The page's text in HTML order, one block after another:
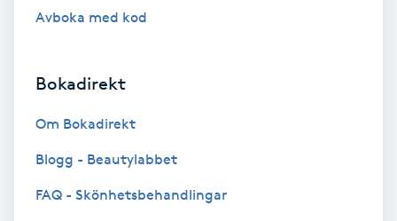
Kroppspeeling
Käkledsbehandling
Kärlbehandling
Laserbehandling
Avboka med kod
Bokadirekt
Om Bokadirekt
Blogg - Beautylabbet
FAQ - Skönhetsbehandlingar